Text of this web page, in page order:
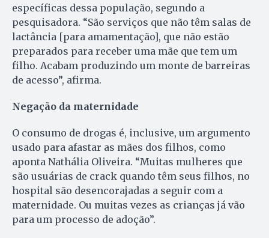
específicas dessa população, segundo a
pesquisadora. “São serviços que não têm salas de
lactância [para amamentação], que não estão
preparados para receber uma mãe que tem um
filho. Acabam produzindo um monte de barreiras
de acesso”, afirma.
Negação da maternidade
O consumo de drogas é, inclusive, um argumento
usado para afastar as mães dos filhos, como
aponta Nathália Oliveira. “Muitas mulheres que
são usuárias de crack quando têm seus filhos, no
hospital são desencorajadas a seguir com a
maternidade. Ou muitas vezes as crianças já vão
para um processo de adoção”.